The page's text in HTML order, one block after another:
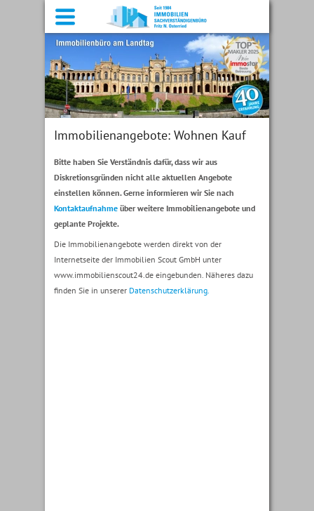
Immobilienangebote: Wohnen Kauf
Bitte haben Sie Verständnis dafür, dass wir aus
Diskretionsgründen nicht alle aktuellen Angebote
einstellen können. Gerne informieren wir Sie nach
Kontaktaufnahme über weitere Immobilienangebote und
geplante Projekte.
Die Immobilienangebote werden direkt von der
Internetseite der Immobilien Scout GmbH unter
www.immobilienscout24.de eingebunden. Näheres dazu
finden Sie in unserer Datenschutzerklärung.
Menü